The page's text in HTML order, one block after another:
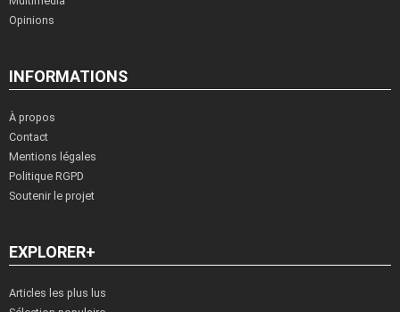
Opinions
INFORMATIONS
À propos
Contact
Mentions légales
Politique RGPD
Soutenir le projet
EXPLORER+
Articles les plus lus